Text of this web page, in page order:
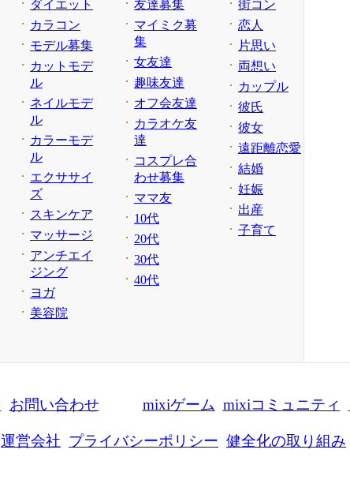
ダイエット
カラコン
モデル募集
カットモデ
ル
ネイルモデ
ル
カラーモデ
ル
エクササイ
ズ
スキンケア
マッサージ
アンチエイ
ジング
ヨガ
美容院
友達募集
マイミク募
集
女友達
趣味友達
オフ会友達
カラオケ友
達
コスプレ合
わせ募集
ママ友
10代
20代
30代
40代
街コン
恋人
片思い
両想い
カップル
彼氏
彼女
遠距離恋愛
結婚
妊娠
出産
子育て
お問い合わせ mixiゲーム mixiコミュニティ
運営会社 プライバシーポリシー 健全化の取り組み